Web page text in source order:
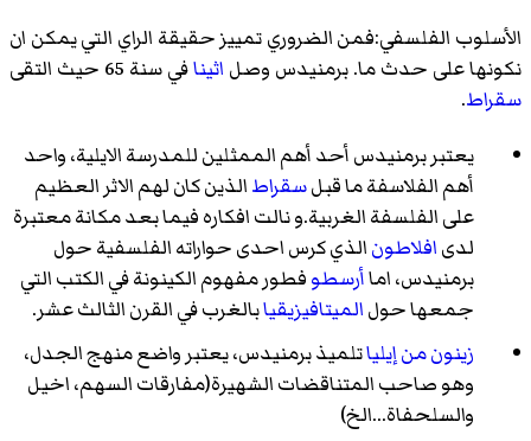
الأسلوب الفلسفي:فمن الضروري تمييز حقيقة الراي التي يمكن ان
نكونها على حدث ما. برمنيدس وصل اثينافي سنة 65 حيث التقى
سقراط.
يعتبر برمنيدس أحد أهم الممثلين للمدرسة الايلية، واحد
أهم الفلاسفة ما قبلسقراطالذين كان لهم الاثر العظيم
على الفلسفة الغربية.و نالت افكاره فيما بعد مكانة معتبرة
لدىافلاطونالذي كرس احدى حواراته الفلسفية حول
برمنيدس، اماأرسطوفطور مفهوم الكينونة في الكتب التي
جمعها حولالميتافيزيقيابالغرب في القرن الثالث عشر.
زينون من إيلياتلميذ برمنيدس، يعتبر واضع منهج الجدل،
وهو صاحب المتناقضات الشهيرة(مفارقات السهم، اخيل
والسلحفاة...الخ)